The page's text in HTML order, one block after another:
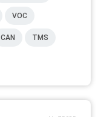
VOC
CAN TMS